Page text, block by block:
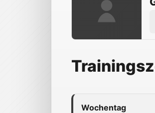
Wochentag